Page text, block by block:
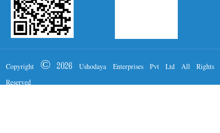
Copyright © 2026 Ushodaya Enterprises Pvt Ltd All Rights
Reserved